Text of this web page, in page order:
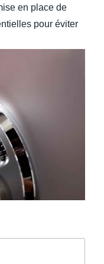
en place de
pour éviter